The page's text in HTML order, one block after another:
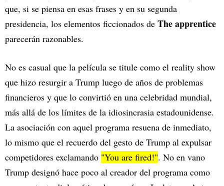
que, si se piensa en esas frases y en su segunda
presidencia, los elementos ficcionados de The apprentice
parecerán razonables.
No es casual que la película se titule como el reality show
que hizo resurgir a Trump luego de años de problemas
financieros y que lo convirtió en una celebridad mundial,
más allá de los límites de la idiosincrasia estadounidense.
La asociación con aquel programa resuena de inmediato,
lo mismo que el recuerdo del gesto de Trump al expulsar
competidores exclamando "You are fired!". No en vano
Trump designó hace poco al creador del programa como